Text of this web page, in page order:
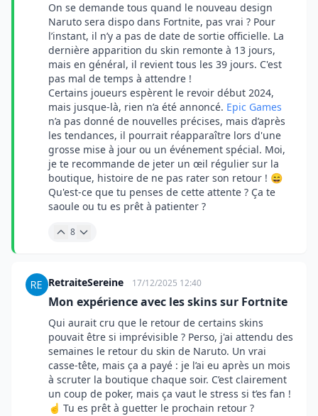
On se demande tous quand le nouveau design
Naruto sera dispo dans Fortnite, pas vrai ? Pour
l’instant, il n’y a pas de date de sortie officielle. La
dernière apparition du skin remonte à 13 jours,
mais en général, il revient tous les 39 jours. C'est
pas mal de temps à attendre !
Certains joueurs espèrent le revoir début 2024,
mais jusque-là, rien n’a été annoncé. Epic Games
n’a pas donné de nouvelles précises, mais d’après
les tendances, il pourrait réapparaître lors d'une
grosse mise à jour ou un événement spécial. Moi,
je te recommande de jeter un œil régulier sur la
boutique, histoire de ne pas rater son retour ! 😄
Qu'est-ce que tu penses de cette attente ? Ça te
saoule ou tu es prêt à patienter ?
8
RetraiteSereine 17/12/2025 12:40
Mon expérience avec les skins sur Fortnite
Qui aurait cru que le retour de certains skins
pouvait être si imprévisible ? Perso, j'ai attendu des
semaines le retour du skin de Naruto. Un vrai
casse-tête, mais ça a payé : je l’ai eu après un mois
à scruter la boutique chaque soir. C’est clairement
un coup de poker, mais ça vaut le stress si t’es fan !
☝️ Tu es prêt à guetter le prochain retour ?